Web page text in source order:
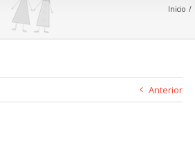
Inicio /
Anterior